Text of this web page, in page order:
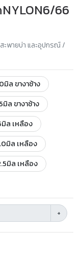
66
ะพายบ่า และอุปกรณ์ /
ล ขางาช้าง
ล ขางาช้าง
มิล เหลือง
มิล เหลือง
มิล เหลือง
+